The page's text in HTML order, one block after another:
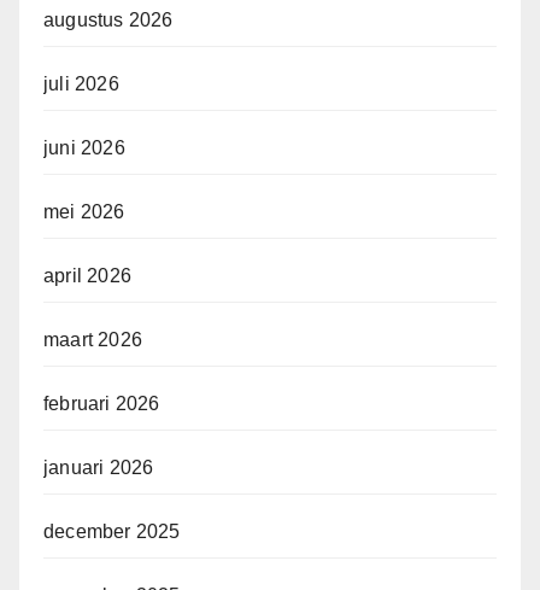
augustus 2026
juli 2026
juni 2026
mei 2026
april 2026
maart 2026
februari 2026
januari 2026
december 2025